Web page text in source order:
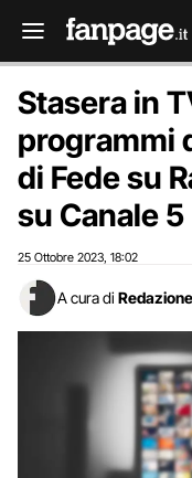
Stasera in
programmi
di Fede su
su Canale 5
25 Ottobre 2023 18:02
A cura di